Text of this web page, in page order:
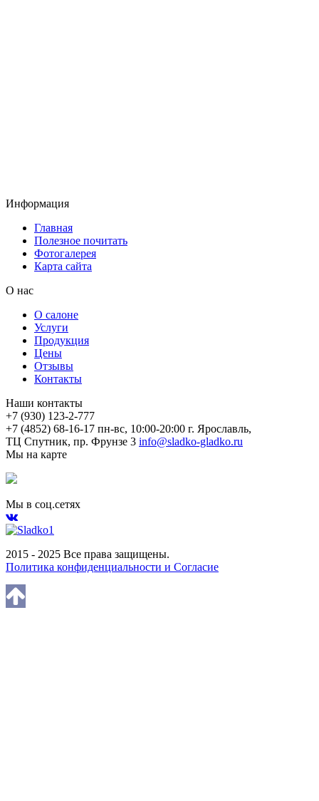
Информация
Главная
Полезное почитать
Фотогалерея
Карта сайта
О нас
О салоне
Услуги
Продукция
Цены
Отзывы
Контакты
Наши контакты
+7 (930) 123-2-777
+7 (4852) 68-16-17 пн-вс, 10:00-20:00 г. Ярославль,
ТЦ Спутник, пр. Фрунзе 3 info@sladko-gladko.ru
Мы на карте
Мы в соц.сетях
2015 - 2025 Все права защищены.
Политика конфиденциальности и Согласие